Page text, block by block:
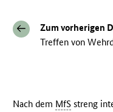
Zum vorherigen
Treffen von
Nach dem MfS streng